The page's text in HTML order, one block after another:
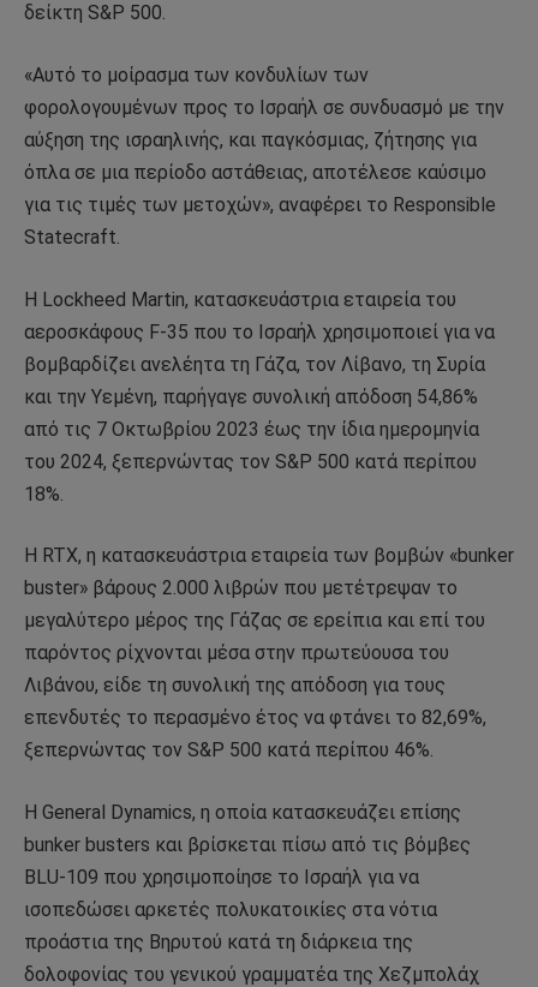
δείκτη S&P 500.
«Αυτό το μοίρασμα των κονδυλίων των
φορολογουμένων προς το Ισραήλ σε συνδυασμό με την
αύξηση της ισραηλινής, και παγκόσμιας, ζήτησης για
όπλα σε μια περίοδο αστάθειας, αποτέλεσε καύσιμο
για τις τιμές των μετοχών», αναφέρει το Responsible
Statecraft.
Η Lockheed Martin, κατασκευάστρια εταιρεία του
αεροσκάφους F-35 που το Ισραήλ χρησιμοποιεί για να
βομβαρδίζει ανελέητα τη Γάζα, τον Λίβανο, τη Συρία
και την Υεμένη, παρήγαγε συνολική απόδοση 54,86%
από τις 7 Οκτωβρίου 2023 έως την ίδια ημερομηνία
του 2024, ξεπερνώντας τον S&P 500 κατά περίπου
18%.
Η RTX, η κατασκευάστρια εταιρεία των βομβών «bunker
buster» βάρους 2.000 λιβρών που μετέτρεψαν το
μεγαλύτερο μέρος της Γάζας σε ερείπια και επί του
παρόντος ρίχνονται μέσα στην πρωτεύουσα του
Λιβάνου, είδε τη συνολική της απόδοση για τους
επενδυτές το περασμένο έτος να φτάνει το 82,69%,
ξεπερνώντας τον S&P 500 κατά περίπου 46%.
Η General Dynamics, η οποία κατασκευάζει επίσης
bunker busters και βρίσκεται πίσω από τις βόμβες
BLU-109 που χρησιμοποίησε το Ισραήλ για να
ισοπεδώσει αρκετές πολυκατοικίες στα νότια
προάστια της Βηρυτού κατά τη διάρκεια της
δολοφονίας του γενικού γραμματέα της Χεζμπολάχ